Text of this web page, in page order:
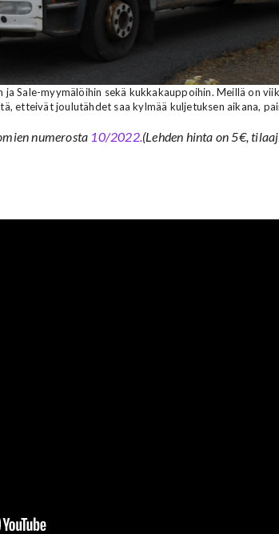
ja Sale-myymälöihin sekä kukkakauppoihin. Meillä on
etteivät joulutähdet saa kylmää kuljetuksen aikana,
numerosta 10/2022. (Lehden hinta on 5€,